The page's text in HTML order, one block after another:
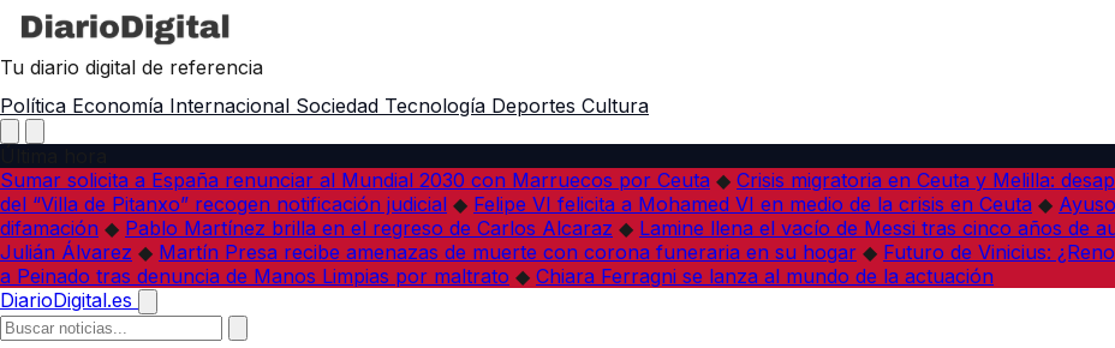
Tu diario digital de referencia
Política Economía Internacional Sociedad Tecnología Deportes Cultura
Sumar solicita a España renunciar al Mundial 2030 con Marruecos por Ceuta ◆ Crisis migratoria en Ceuta y Melilla:
del “Villa de Pitanxo” recogen notificación judicial ◆ Felipe VI felicita a Mohamed VI en medio de la crisis en Ceuta ◆
difamación ◆ Pablo Martínez brilla en el regreso de Carlos Alcaraz ◆ Lamine llena el vacío de Messi tras cinco años de
Julián Álvarez ◆ Martín Presa recibe amenazas de muerte con corona funeraria en su hogar ◆ Futuro de Vinicius:
a Peinado tras denuncia de Manos Limpias por maltrato ◆ Chiara Ferragni se lanza al mundo de la actuación
DiarioDigital.es